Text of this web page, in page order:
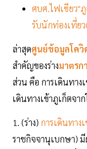
ศบศ.ไฟเขียว"
รับนักท่องเที่ยว
ล่าสุดศูนย์ข้อมูลโควิ
สำคัญของร่างมาตรก
ส่วน คือ การเดินทาง
เดินทางเข้าภูเก็ตจา
1. (ร่าง) การเดินทาง
ราชกิจจานุเบกษา)